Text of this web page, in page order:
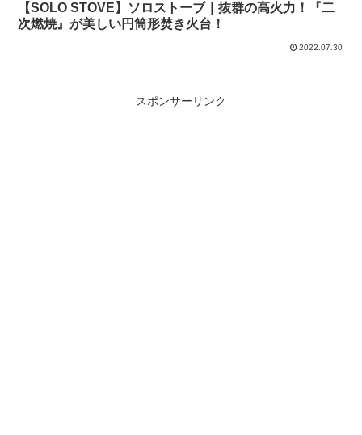
【SOLO STOVE】ソロストーブ｜抜群の高火力！『二
次燃焼』が美しい円筒形焚き火台！
2022.07.30
スポンサーリンク